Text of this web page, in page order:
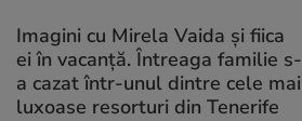
Imagini cu Mirela Vaida și fiica
ei în vacanță. Întreaga familie s-
a cazat într-unul dintre cele mai
luxoase resorturi din Tenerife